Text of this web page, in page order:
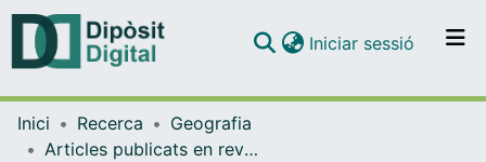
Navega per tot el DD
Iniciar sessió (current)
Inici Recerca
Geografia
Articles publicats en revistes (Geografia)